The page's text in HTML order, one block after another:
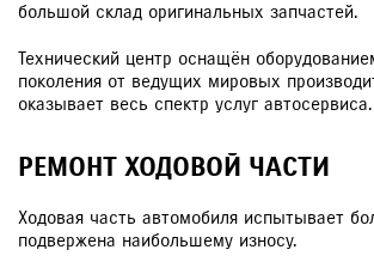
ЗАКАЗАТЬ ЗВОНОК
большой склад оригинальных запчастей.
Технический центр оснащён
поколения от ведущих мировых
оказывает весь спектр услуг автосервиса.
РЕМОНТ ХОДОВОЙ ЧАСТИ
Ходовая часть автомобиля испытывает
подвержена наибольшему износу.